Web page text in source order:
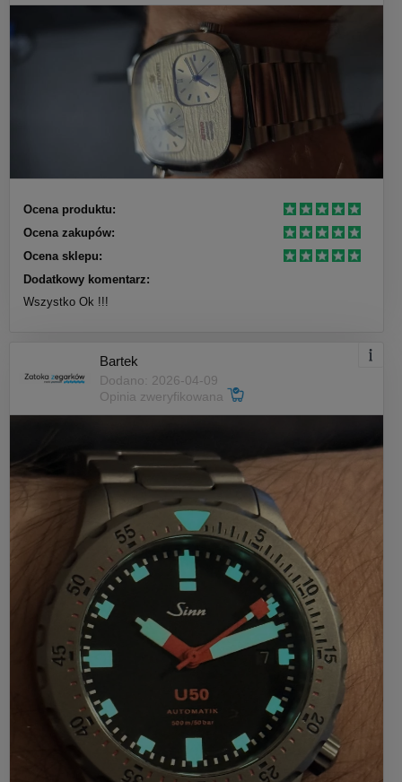
Ocena produktu:
Ocena zakupów:
Ocena sklepu:
Dodatkowy komentarz:
Wszystko Ok !!!
Bartek
Dodano: 2026-04-09
Opinia zweryfikowana